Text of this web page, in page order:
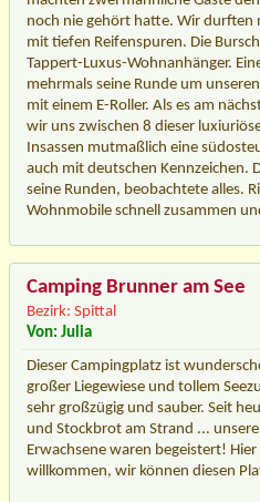
noch nie gehört hatte. Wir durften
mit tiefen Reifenspuren. Die
Tappert-Luxus-Wohnanhänger.
mehrmals seine Runde um
mit einem E-Roller. Als es am
wir uns zwischen 8 dieser
Insassen mutmaßlich eine
auch mit deutschen Kennzeichen.
seine Runden, beobachtete alles.
Wohnmobile schnell zusammen
Camping Brunner am See
Bezirk: Spittal
Von: Julia
Dieser Campingplatz ist
großer Liegewiese und tollem
sehr großzügig und sauber. Seit
und Stockbrot am Strand ...
Erwachsene waren begeistert!
willkommen, wir können diesen